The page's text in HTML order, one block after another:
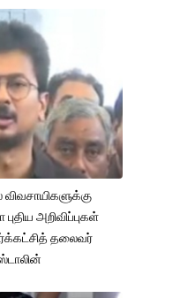
அறிவிப்புகள்
தலைவர்